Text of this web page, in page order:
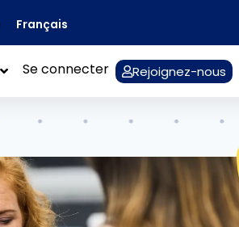
Français
Se connecter Rejoignez-nous